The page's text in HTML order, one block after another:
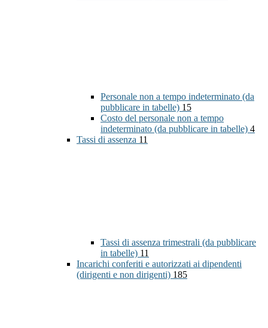
Personale non a tempo indeterminato (da
pubblicare in tabelle) 15
Costo del personale non a tempo
indeterminato (da pubblicare in tabelle) 4
Tassi di assenza 11
Tassi di assenza trimestrali (da pubblicare
in tabelle) 11
Incarichi conferiti e autorizzati ai dipendenti
(dirigenti e non dirigenti) 185